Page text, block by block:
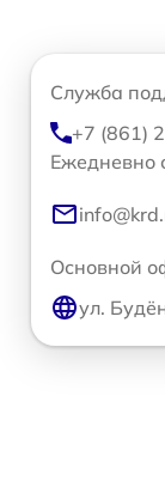
Служба
+7 (861)
Ежедневно
Основной
ул.